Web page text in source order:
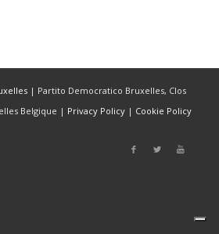
| Partito Democratico Bruxelles, Clos
Belgique | Privacy Policy| Cookie Policy